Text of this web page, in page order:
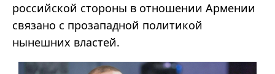
российской стороны в отношении Армении
связано с прозападной политикой
нынешних властей.